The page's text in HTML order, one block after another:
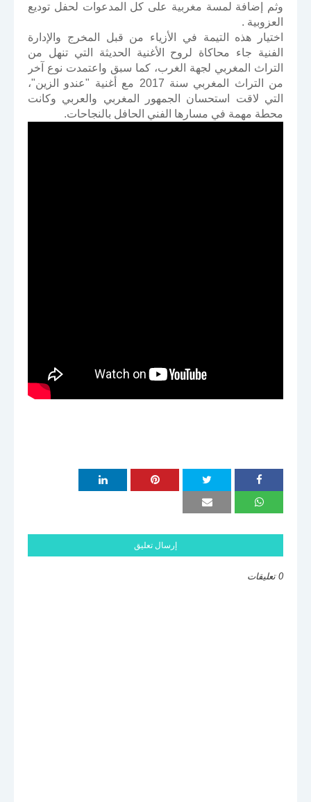
وثم إضافة لمسة مغربية على كل المدعوات لحفل توديع
العزوبية .
‎اختيار هذه التيمة في الأزياء من قبل المخرج والإدارة
الفنية جاء محاكاة لروح الأغنية الحديثة التي تنهل من
التراث المغربي لجهة الغرب، كما سبق واعتمدت نوع آخر
من التراث المغربي سنة 2017 مع أغنية "عندو الزين"،
التي لاقت استحسان الجمهور المغربي والعربي وكانت
محطة مهمة في مسارها الفني الحافل بالنجاحات.
إرسال تعليق
0 تعليقات